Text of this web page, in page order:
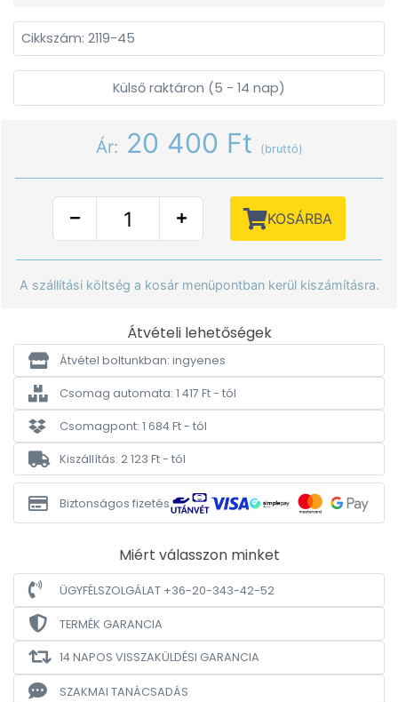
Cikkszám: 2119-45
Külső raktáron (5 - 14 nap)
Ár: 20 400 Ft (bruttó)
KOSÁRBA
A szállítási költség a kosár menüpontban kerül kiszámításra.
Átvételi lehetőségek
Átvétel boltunkban: ingyenes
Csomag automata: 1 417 Ft - tól
Csomagpont: 1 684 Ft - tól
Kiszállítás: 2 123 Ft - tól
Biztonságos fizetés
Miért válasszon minket
ÜGYFÉLSZOLGÁLAT +36-20-343-42-52
TERMÉK GARANCIA
14 NAPOS VISSZAKÜLDÉSI GARANCIA
SZAKMAI TANÁCSADÁS